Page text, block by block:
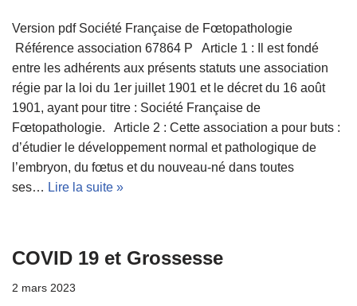
Version pdf Société Française de Fœtopathologie
Référence association 67864 P Article 1 : Il est fondé
entre les adhérents aux présents statuts une association
régie par la loi du 1er juillet 1901 et le décret du 16 août
1901, ayant pour titre : Société Française de
Fœtopathologie. Article 2 : Cette association a pour buts :
d’étudier le développement normal et pathologique de
l’embryon, du fœtus et du nouveau-né dans toutes
ses… Lire la suite »
COVID 19 et Grossesse
2 mars 2023